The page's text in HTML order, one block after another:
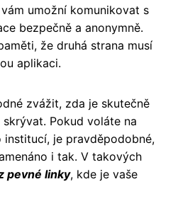
umožní komunikovat s
bezpečně a anonymně.
že druhá strana musí
aplikaci.
zvážit, zda je skutečně
Pokud voláte na
je pravděpodobné,
i tak. V takových
pevné linky, kde je vaše